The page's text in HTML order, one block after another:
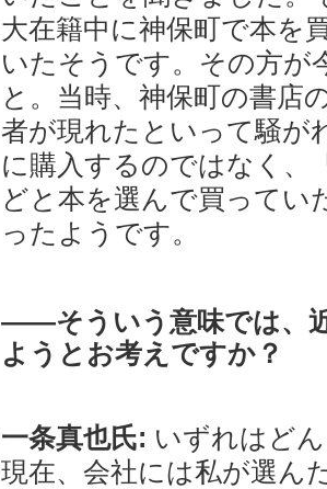
大在籍中に神保町で本を
いたそうです。その方が
と。当時、神保町の書店
者が現れたといって騒が
に購入するのではなく、
どと本を選んで買ってい
ったようです。
――そういう意味では、
ようとお考えですか？
一条真也氏: いずれはど
現在、会社には私が選ん